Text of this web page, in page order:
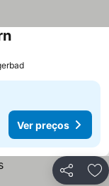
Ver preços
Ver preços
Partilhar